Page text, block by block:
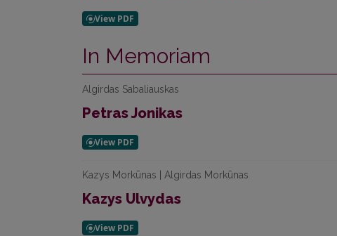
In Memoriam
Algirdas Sabaliauskas
Petras Jonikas
Kazys Morkūnas | Algirdas Morkūnas
Kazys Ulvydas